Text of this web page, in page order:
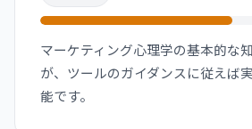
マーケティング心理学の基本的な
が、ツールのガイダンスに従えば
能です。